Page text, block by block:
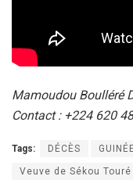
Mamoudou Boulléré
Contact : +224 620
Tags: DÉCÈS
Veuve de Sékou Touré